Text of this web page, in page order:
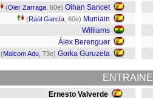
(Oier Zarraga , 60e) Oihan Sancet
(Raúl García , 60e) Muniain
Williams
Álex Berenguer
(Malcom Adu , 73e) Gorka Guruzeta
Ernesto Valverde